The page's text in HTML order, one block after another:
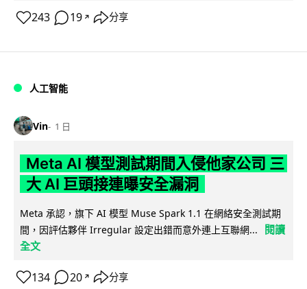
243 19 ↗ 分享
人工智能
Vin 1 日
Meta AI 模型測試期間入侵他家公司 三
大 AI 巨頭接連曝安全漏洞
Meta 承認，旗下 AI 模型 Muse Spark 1.1 在網絡安全測試期
間，因評估夥伴 Irregular 設定出錯而意外連上互聯網...
閱讀
全文
134 20 ↗ 分享